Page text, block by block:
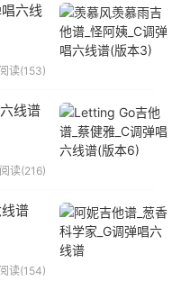
六线
阅读(153)
线谱
阅读(216)
谱
阅读(154)